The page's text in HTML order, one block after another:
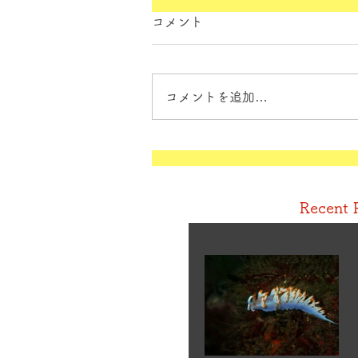
コメント
コメントを追加…
Recent